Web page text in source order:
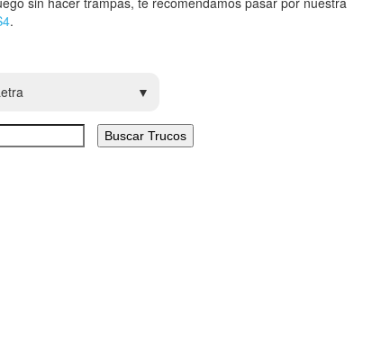
.
Buscar Trucos